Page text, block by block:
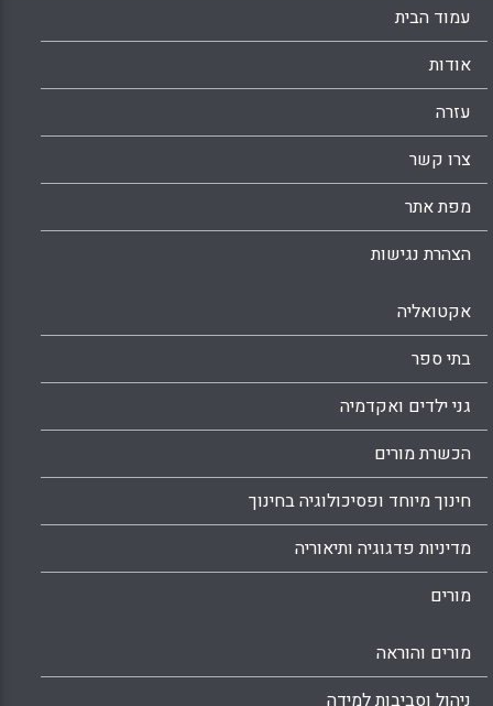
עמוד הבית
אודות
עזרה
צרו קשר
מפת אתר
הצהרת נגישות
אקטואליה
בתי ספר
גני ילדים ואקדמיה
הכשרת מורים
חינוך מיוחד ופסיכולוגיה בחינוך
מדיניות פדגוגיה ותיאוריה
מורים
מורים והוראה
ניהול וסביבות למידה